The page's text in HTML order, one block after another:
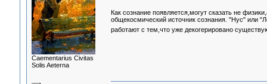
Сaementarius Civitas
Solis Aeterna
Как сознание появляется,могут сказать не
общекосмический источник сознания. "Нус" или
работают с тем,что уже декогерировано